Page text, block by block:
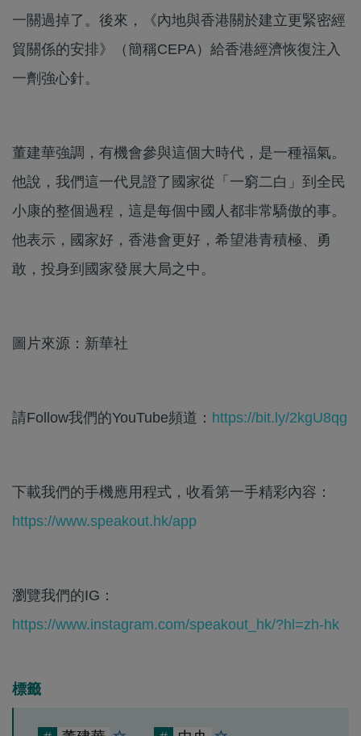
一關過掉了。後來，《內地與香港關於建立更緊密經
貿關係的安排》（簡稱CEPA）給香港經濟恢復注入
一劑強心針。
董建華強調，有機會參與這個大時代，是一種福氣。
他說，我們這一代見證了國家從「一窮二白」到全民
小康的整個過程，這是每個中國人都非常驕傲的事。
他表示，國家好，香港會更好，希望港青積極、勇
敢，投身到國家發展大局之中。
圖片來源：新華社
請Follow我們的YouTube頻道： https://bit.ly/2kgU8qg
下載我們的手機應用程式，收看第一手精彩內容：
https://www.speakout.hk/app
瀏覽我們的IG：
https://www.instagram.com/speakout_hk/?hl=zh-hk
標籤